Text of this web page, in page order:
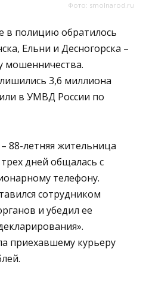
Фото: smolnarod.ru
в полицию обратилось
Ельни и Десногорска –
мошенничества.
3,6 миллиона
в УМВД России по
88-летняя жительница
дней общалась с
телефону.
сотрудником
и убедил ее
приехавшему курьеру